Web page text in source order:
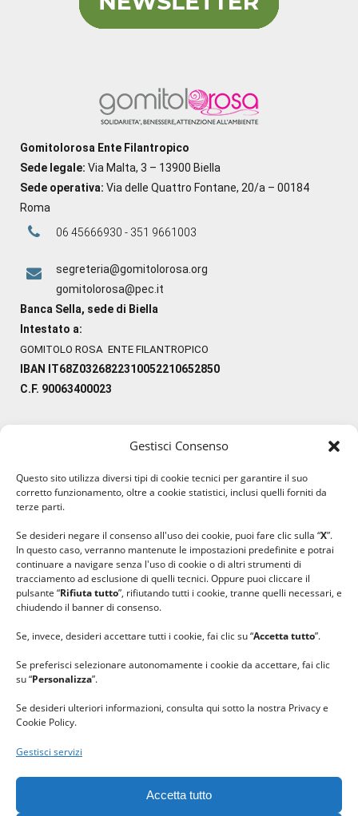
Gestisci Consenso
Questo sito utilizza diversi tipi di cookie tecnici per garantire il suo
corretto funzionamento, oltre a cookie statistici, inclusi quelli forniti da
terze parti.
Se desideri negare il consenso all'uso dei cookie, puoi fare clic sulla “X”.
In questo caso, verranno mantenute le impostazioni predefinite e potrai
continuare a navigare senza l'uso di cookie o di altri strumenti di
tracciamento ad esclusione di quelli tecnici. Oppure puoi cliccare il
pulsante “Rifiuta tutto”, rifiutando tutti i cookie, tranne quelli necessari, e
chiudendo il banner di consenso.
Se, invece, desideri accettare tutti i cookie, fai clic su “Accetta tutto”.
Se preferisci selezionare autonomamente i cookie da accettare, fai clic
su “Personalizza”.
Se desideri ulteriori informazioni, consulta qui sotto la nostra Privacy e
Cookie Policy.
Gestisci servizi
Accetta tutto
Gomitolorosa Ente Filantropico
Sede legale: Via Malta, 3 – 13900 Biella
Sede operativa: Via delle Quattro Fontane, 20/a – 00184
Roma
06 45666930 - 351 9661003
segreteria@gomitolorosa.org
gomitolorosa@pec.it
Banca Sella, sede di Biella
Intestato a:
GOMITOLO ROSA ENTE FILANTROPICO
IBAN IT68Z0326822310052210652850
C.F. 90063400023
#lanaterapia
#ilcaloredellempatia